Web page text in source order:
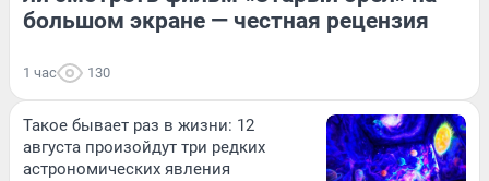
большом экране — честная рецензия
1 час 130
Такое бывает раз в жизни: 12
августа произойдут три редких
астрономических явления